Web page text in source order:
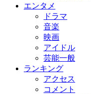
エンタメ
ドラマ
音楽
映画
アイドル
芸能一般
ランキング
アクセス
コメント